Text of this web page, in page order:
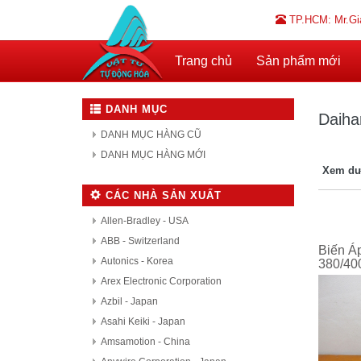
TP.HCM:
Trang chủ Sản phẩm mới
DANH MỤC
DANH MỤC HÀNG CŨ
DANH MỤC HÀNG MỚI
CÁC NHÀ SẢN XUẤT
Allen-Bradley - USA
ABB - Switzerland
Autonics - Korea
Arex Electronic Corporation
Azbil - Japan
Asahi Keiki - Japan
Amsamotion - China
Xem
Biến
380/